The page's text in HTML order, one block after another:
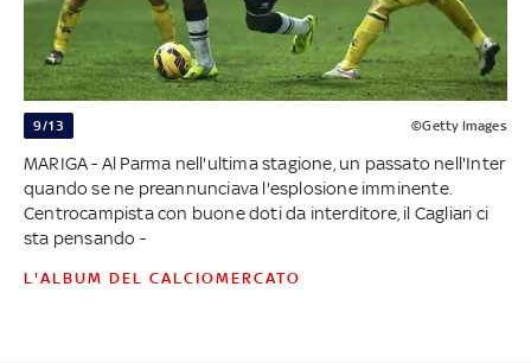
9/13 ©Getty Images
MARIGA - Al Parma nell'ultima stagione, un passato nell'Inter
quando se ne preannunciava l'esplosione imminente.
Centrocampista con buone doti da interditore, il Cagliari ci
sta pensando -
L'ALBUM DEL CALCIOMERCATO